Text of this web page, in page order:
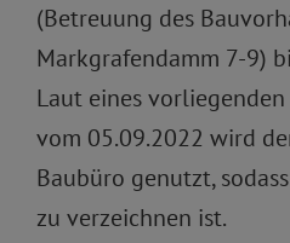
(Betreuung des
Markgrafendamm 7-9)
Laut eines
vom 05.09.2022 wird
Baubüro genutzt,
zu verzeichnen ist.